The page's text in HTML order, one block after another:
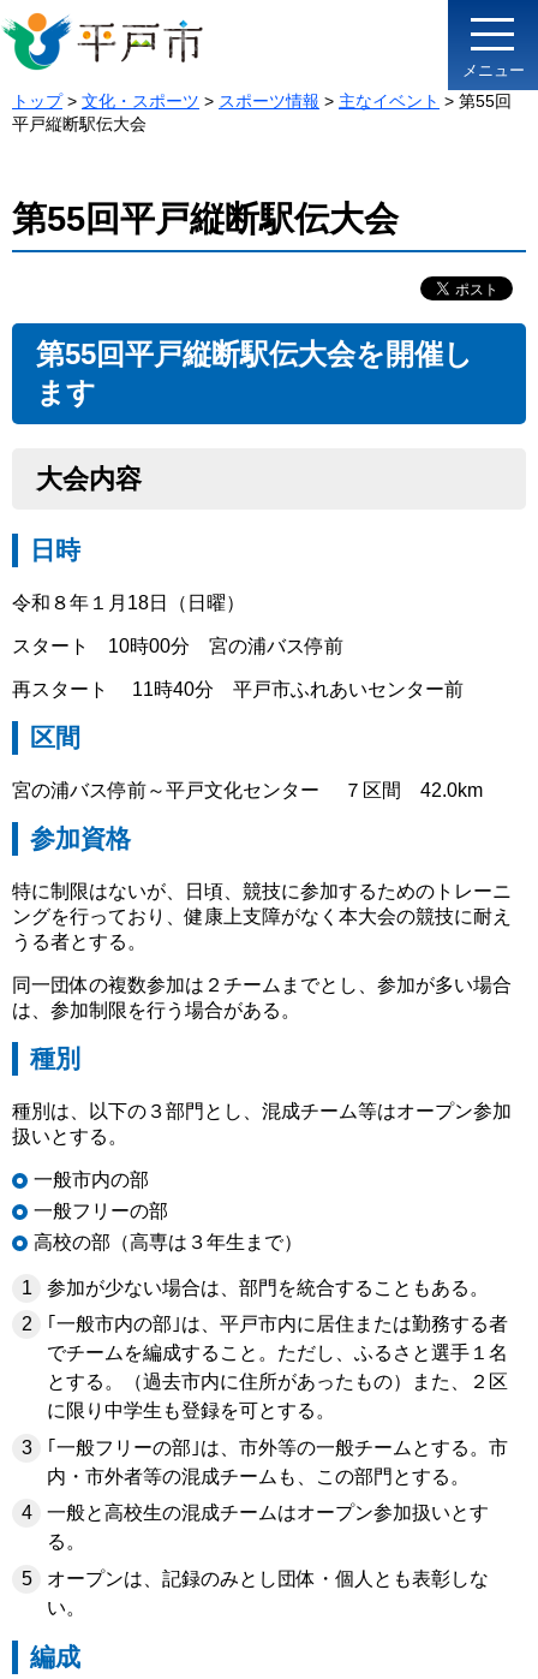
メニュー
トップ> 文化・スポーツ > スポーツ情報 > 主なイベント > 第55回
平戸縦断駅伝大会
第55回平戸縦断駅伝大会
第55回平戸縦断駅伝大会を開催し
ます
大会内容
日時
令和８年１月18日（日曜）
スタート 10時00分 宮の浦バス停前
再スタート 11時40分 平戸市ふれあいセンター前
区間
宮の浦バス停前～平戸文化センター ７区間 42.0km
参加資格
特に制限はないが、日頃、競技に参加するためのトレーニ
ングを行っており、健康上支障がなく本大会の競技に耐え
うる者とする。
同一団体の複数参加は２チームまでとし、参加が多い場合
は、参加制限を行う場合がある。
種別
種別は、以下の３部門とし、混成チーム等はオープン参加
扱いとする。
一般市内の部
一般フリーの部
高校の部（高専は３年生まで）
参加が少ない場合は、部門を統合することもある。
｢一般市内の部｣は、平戸市内に居住または勤務する者
でチームを編成すること。ただし、ふるさと選手１名
とする。（過去市内に住所があったもの）また、２区
に限り中学生も登録を可とする。
｢一般フリーの部｣は、市外等の一般チームとする。市
内・市外者等の混成チームも、この部門とする。
一般と高校生の混成チームはオープン参加扱いとす
る。
オープンは、記録のみとし団体・個人とも表彰しな
い。
編成